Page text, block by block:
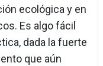
ecológica y en
Es algo fácil
dada la fuerte
que aún